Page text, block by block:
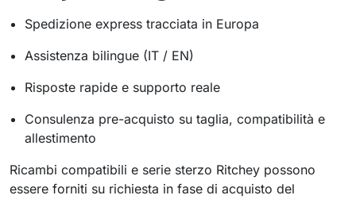
Spedizione express tracciata in Europa
Assistenza bilingue (IT / EN)
Risposte rapide e supporto reale
Consulenza pre-acquisto su taglia, compatibilità e
allestimento
Ricambi compatibili e serie sterzo Ritchey possono
essere forniti su richiesta in fase di acquisto del